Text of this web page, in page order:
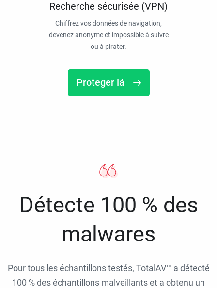
Recherche sécurisée (VPN)
Chiffrez vos données de navigation,
devenez anonyme et impossible à suivre
ou à pirater.
Proteger lá
Détecte 100 % des
malwares
Pour tous les échantillons testés, TotalAV™ a détecté
100 % des échantillons malveillants et a obtenu un